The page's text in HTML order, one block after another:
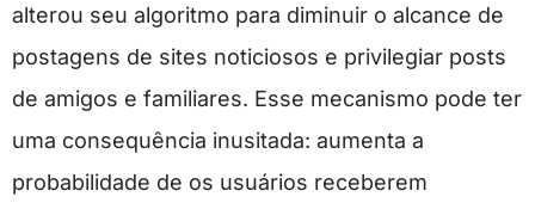
alterou seu algoritmo para diminuir o alcance de
postagens de sites noticiosos e privilegiar posts
de amigos e familiares. Esse mecanismo pode ter
uma consequência inusitada: aumenta a
probabilidade de os usuários receberem